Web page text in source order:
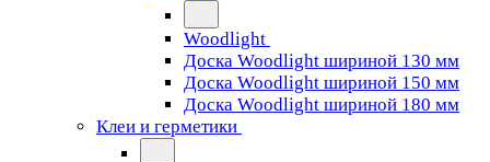
Woodlight
Доска Woodlight шириной 130 мм
Доска Woodlight шириной 150 мм
Доска Woodlight шириной 180 мм
Клеи и герметики